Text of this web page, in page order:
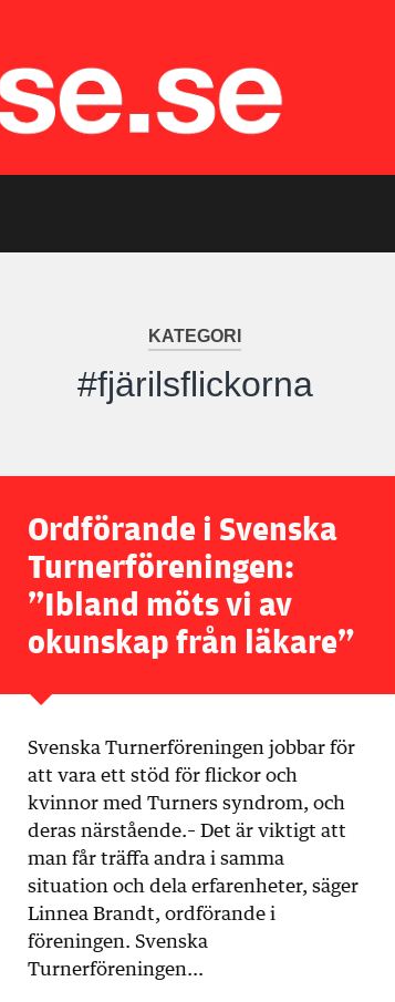
KATEGORI
#fjärilsflickorna
Ordförande i Svenska
Turnerföreningen:
”Ibland möts vi av
okunskap från läkare”
Svenska Turnerföreningen jobbar för
att vara ett stöd för flickor och
kvinnor med Turners syndrom, och
deras närstående.– Det är viktigt att
man får träffa andra i samma
situation och dela erfarenheter, säger
Linnea Brandt, ordförande i
föreningen. Svenska
Turnerföreningen…